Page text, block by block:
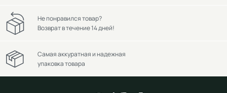
Не понравился товар?
Возврат в течение 14 дней!
Самая аккуратная и надежная
упаковка товара